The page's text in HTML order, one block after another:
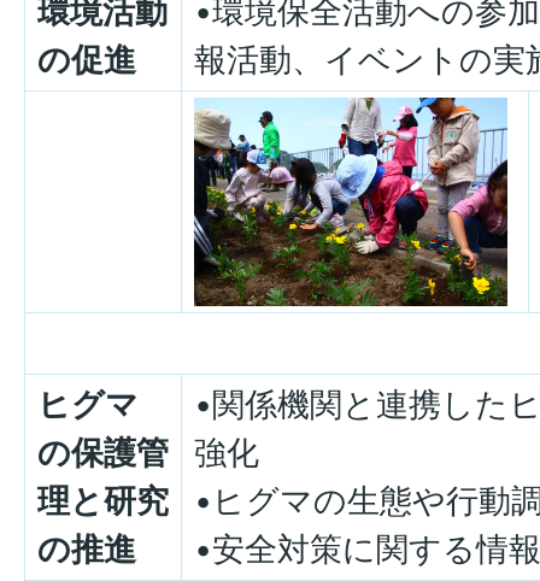
環境活動
の促進
•環境保全活動への参
報活動、イベントの実
ヒグマ
の保護管
理と研究
の推進
•関係機関と連携した
強化
•ヒグマの生態や行動
•安全対策に関する情